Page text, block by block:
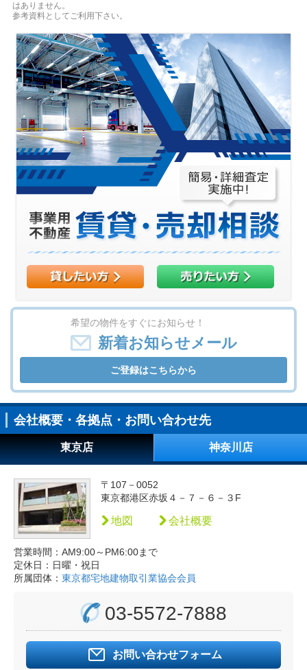
はありません。
参考資料としてご利用下さい。
希望の物件をすぐにお知らせ！
新着お知らせメール
ご登録はこちらから
会社概要・各拠点・お問い合わせ先
東京店 神奈川店
〒107－0052
東京都港区赤坂４－７－６－３F
地図 会社概要
営業時間：AM9:00～PM6:00まで
定休日：日曜・祝日
所属団体： 東京都宅地建物取引業協会会員
03-5572-7888
お問い合わせフォーム